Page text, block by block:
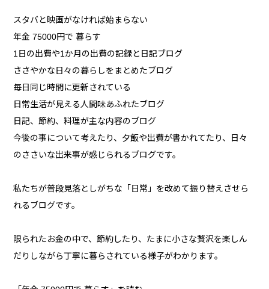
スタバと映画がなければ始まらない
年金 75000円で 暮らす
1日の出費や1か月の出費の記録と日記ブログ
ささやかな日々の暮らしをまとめたブログ
毎日同じ時間に更新されている
日常生活が見える人間味あふれたブログ
日記、節約、料理が主な内容のブログ
今後の事について考えたり、夕飯や出費が書かれてたり、日々
のささいな出来事が感じられるブログです。
私たちが普段見落としがちな「日常」を改めて振り替えさせら
れるブログです。
限られたお金の中で、節約したり、たまに小さな贅沢を楽しん
だりしながら丁寧に暮らされている様子がわかります。